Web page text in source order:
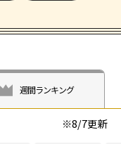
週間ランキング
※8/7更新